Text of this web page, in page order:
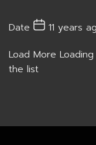
Date
11 years
Load More Loading
the list